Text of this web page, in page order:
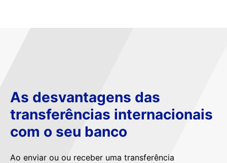
As desvantagens das
transferências internacionais
com o seu banco
Ao enviar ou ou receber uma transferência